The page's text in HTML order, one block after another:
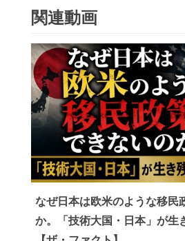
関連動画
なぜ日本は欧米のような移民
か。「技術大国・日本」が生